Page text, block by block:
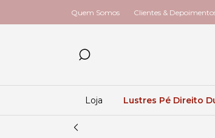
Quem Somos Clientes &
Loja Lustres Pé Direito